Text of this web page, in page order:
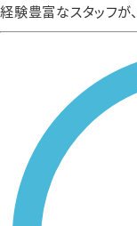
経験豊富なスタッフが